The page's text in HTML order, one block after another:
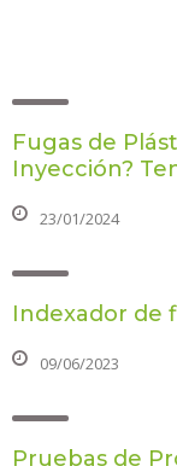
Fugas de
Inyección?
23/01/2024
Indexador de
09/06/2023
Pruebas de